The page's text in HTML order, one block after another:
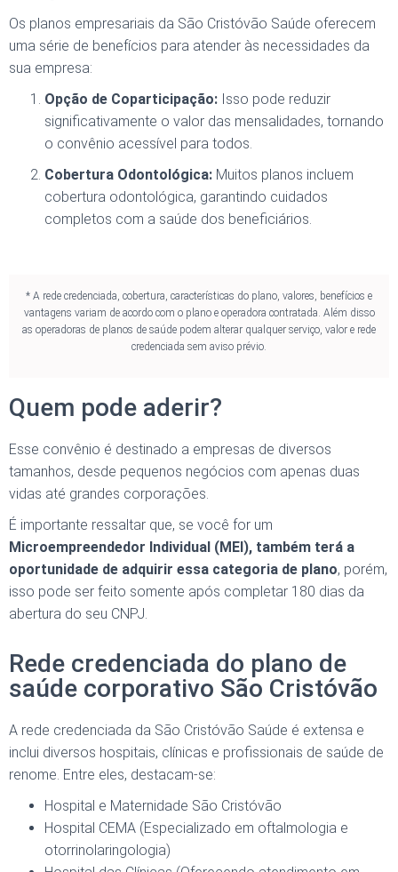
Os planos empresariais da São Cristóvão Saúde oferecem
uma série de benefícios para atender às necessidades da
sua empresa:
Opção de Coparticipação: Isso pode reduzir
significativamente o valor das mensalidades, tornando
o convênio acessível para todos.
Cobertura Odontológica: Muitos planos incluem
cobertura odontológica, garantindo cuidados
completos com a saúde dos beneficiários.
* A rede credenciada, cobertura, características do plano, valores, benefícios e
vantagens variam de acordo com o plano e operadora contratada. Além disso
as operadoras de planos de saúde podem alterar qualquer serviço, valor e rede
credenciada sem aviso prévio.
Quem pode aderir?
Esse convênio é destinado a empresas de diversos
tamanhos, desde pequenos negócios com apenas duas
vidas até grandes corporações.
É importante ressaltar que, se você for um
Microempreendedor Individual (MEI), também terá a
oportunidade de adquirir essa categoria de plano, porém,
isso pode ser feito somente após completar 180 dias da
abertura do seu CNPJ.
Rede credenciada do plano de
saúde corporativo São Cristóvão
A rede credenciada da São Cristóvão Saúde é extensa e
inclui diversos hospitais, clínicas e profissionais de saúde de
renome. Entre eles, destacam-se:
Hospital e Maternidade São Cristóvão
Hospital CEMA (Especializado em oftalmologia e
otorrinolaringologia)